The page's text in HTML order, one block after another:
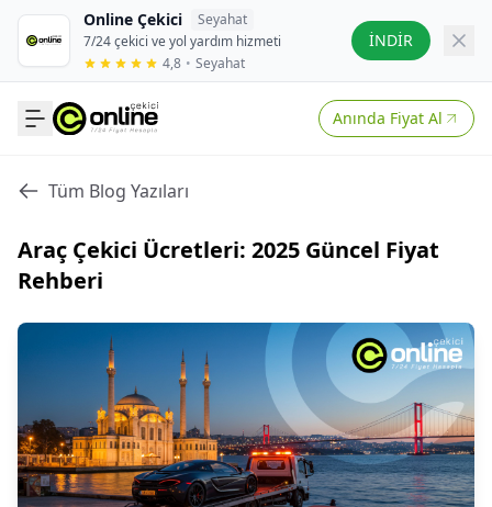
Online Çekici
Seyahat
7/24 çekici ve yol yardım hizmeti
4,8 • Seyahat
İNDİR
Anında Fiyat Al
Tüm Blog Yazıları
Araç Çekici Ücretleri: 2025 Güncel Fiyat
Rehberi